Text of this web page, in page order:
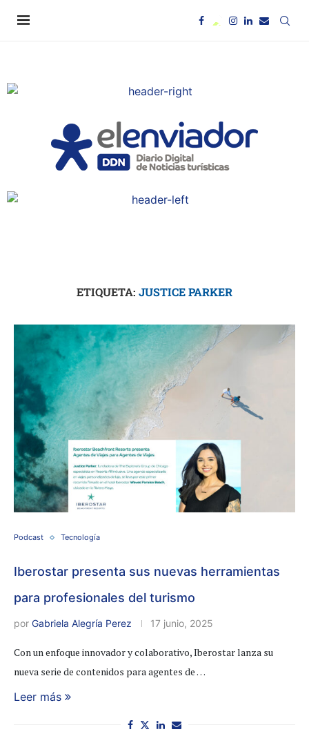
ETIQUETA: JUSTICE PARKER
Podcast Tecnología
Iberostar presenta sus nuevas herramientas
para profesionales del turismo
por Gabriela Alegría Perez 17 junio, 2025
Con un enfoque innovador y colaborativo, Iberostar lanza su
nueva serie de contenidos para agentes de …
Leer más